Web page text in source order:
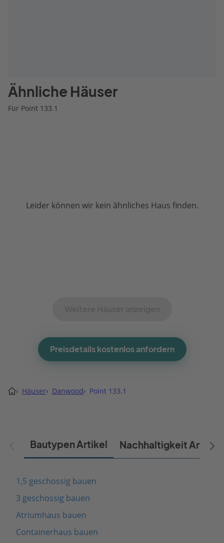
Ähnliche Häuser
Für Point 133.1
Leider können wir kein ähnliches Haus finden.
Preisdetails kostenlos anfordern
› Häuser› Danwood› Point 133.1
Bautypen Artikel Nachhaltigkeit Artikel
1,5 geschossig bauen
3 geschossig bauen
Atriumhaus bauen
Containerhaus bauen